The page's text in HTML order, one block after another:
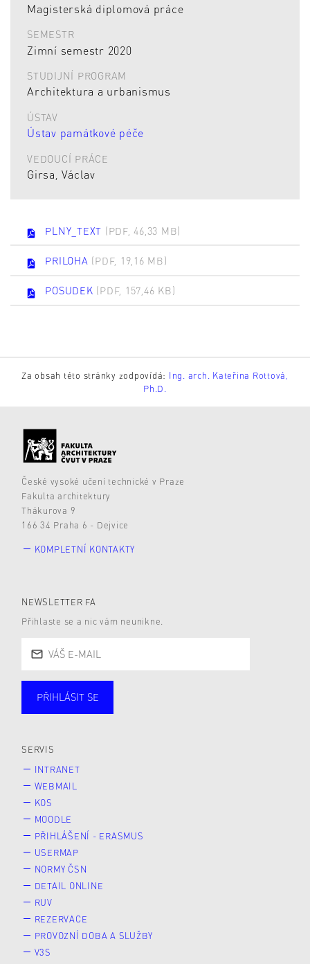
Magisterská diplomová práce
SEMESTR
Zimní semestr 2020
STUDIJNÍ PROGRAM
Architektura a urbanismus
ÚSTAV
Ústav památkové péče
VEDOUCÍ PRÁCE
Girsa, Václav
PLNY_TEXT (PDF, 46,33 MB)
PRILOHA (PDF, 19,16 MB)
POSUDEK (PDF, 157,46 KB)
Za obsah této stránky zodpovídá: Ing. arch. Kateřina Rottová,
Ph.D.
České vysoké učení technické v Praze
Fakulta architektury
Thákurova 9
166 34 Praha 6 - Dejvice
KOMPLETNÍ KONTAKTY
NEWSLETTER FA
Přihlaste se a nic vám neunikne.
PŘIHLÁSIT SE
SERVIS
INTRANET
WEBMAIL
KOS
MOODLE
PŘIHLÁŠENÍ - ERASMUS
USERMAP
NORMY ČSN
DETAIL ONLINE
RUV
REZERVACE
PROVOZNÍ DOBA A SLUŽBY
V3S